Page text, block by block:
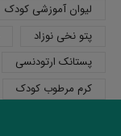
لیوان آموزشی کودک
پتو نخی نوزاد
پستانک ارتودنسی
کرم مرطوب کودک